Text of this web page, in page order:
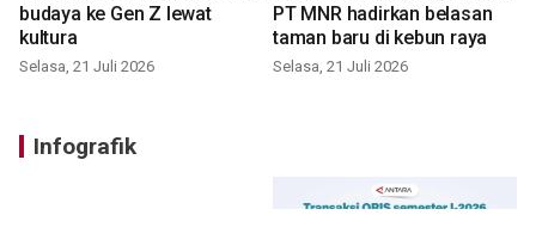
budaya ke Gen Z lewat
kultura
Selasa, 21 Juli 2026
PT MNR hadirkan belasan
taman baru di kebun raya
Selasa, 21 Juli 2026
Infografik